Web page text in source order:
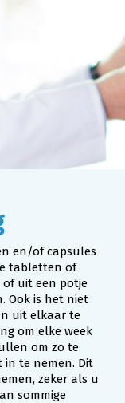
en/of capsules
tabletten of
uit een potje
Ook is het niet
uit elkaar te
om elke week
om zo te
in te nemen. Dit
zeker als u
sommige